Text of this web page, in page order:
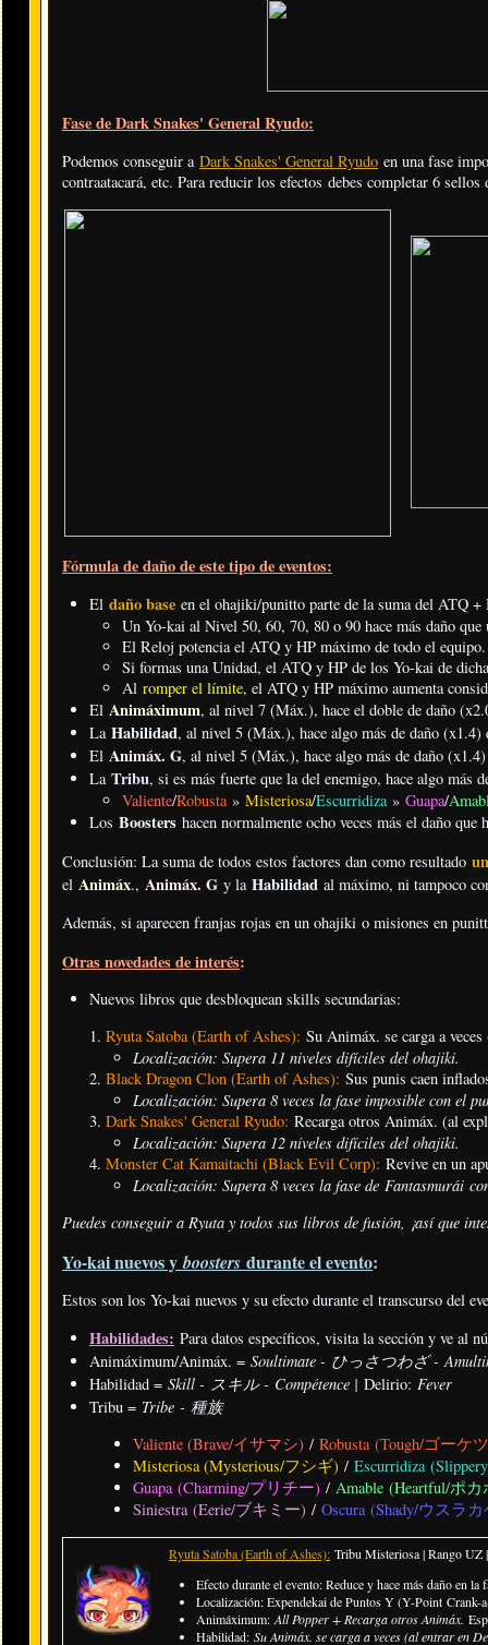
Fase de Dark Snakes' General Ryudo:
Podemos conseguir a Dark Snakes' General Ryudo en una fase
contraatacará, etc. Para reducir los efectos debes completar 6
Fórmula de daño de este tipo de eventos:
El daño base en el ohajiki/punitto parte de la suma del ATQ
Un Yo-kai al Nivel 50, 60, 70, 80 o 90 hace más daño
El Reloj potencia el ATQ y HP máximo de todo el equipo.
Si formas una Unidad, el ATQ y HP de los Yo-kai de
Al romper el límite, el ATQ y HP máximo aumenta
El Animáximum, al nivel 7 (Máx.), hace el doble de daño
La Habilidad, al nivel 5 (Máx.), hace algo más de daño (x1.4)
El Animáx. G, al nivel 5 (Máx.), hace algo más de daño
La Tribu, si es más fuerte que la del enemigo, hace algo más
Valiente/Robusta » Misteriosa/Escurridiza » Guapa/
Los Boosters hacen normalmente ocho veces más el daño que
Conclusión: La suma de todos estos factores dan como resultado
el Animáx., Animáx. G y la Habilidad al máximo, ni tampoco
Además, si aparecen franjas rojas en un ohajiki o misiones en
Otras novedades de interés:
Nuevos libros que desbloquean skills secundarias:
Ryuta Satoba (Earth of Ashes): Su Animáx. se carga a
Localización: Supera 11 niveles difíciles del ohajiki.
Black Dragon Clon (Earth of Ashes): Sus punis caen
Localización: Supera 8 veces la fase imposible con el
Dark Snakes' General Ryudo: Recarga otros Animáx. (al
Localización: Supera 12 niveles difíciles del ohajiki.
Monster Cat Kamaitachi (Black Evil Corp): Revive en un
Localización: Supera 8 veces la fase de Fantasmurái
Puedes conseguir a Ryuta y todos sus libros de fusión, ¡así que
Yo-kai nuevos yboosters durante el evento:
Estos son los Yo-kai nuevos y su efecto durante el transcurso del
Habilidades: Para datos específicos, visita la sección y ve al
Animáximum/Animáx. = Soultimate - ひっさつわざ -
Habilidad = Skill - スキル - Compétence | Delirio: Fever
Tribu = Tribe - 種族
Valiente (Brave/イサマシ) / Robusta (Tough/ゴーケ
Misteriosa (Mysterious/フシギ) / Escurridiza
Guapa (Charming/プリチー) / Amable (Heartful/ポ
Siniestra (Eerie/ブキミー) / Oscura (Shady/ウスラ
Ryuta Satoba (Earth of Ashes): Tribu Misteriosa | Rango UZ
Efecto durante el evento: Reduce y hace más daño en la
Localización: Expendekai de Puntos Y (Y-Point Crank-
Animáximum: All Popper + Recarga otros Animáx.
Habilidad: Su Animáx. se carga a veces (al entrar en